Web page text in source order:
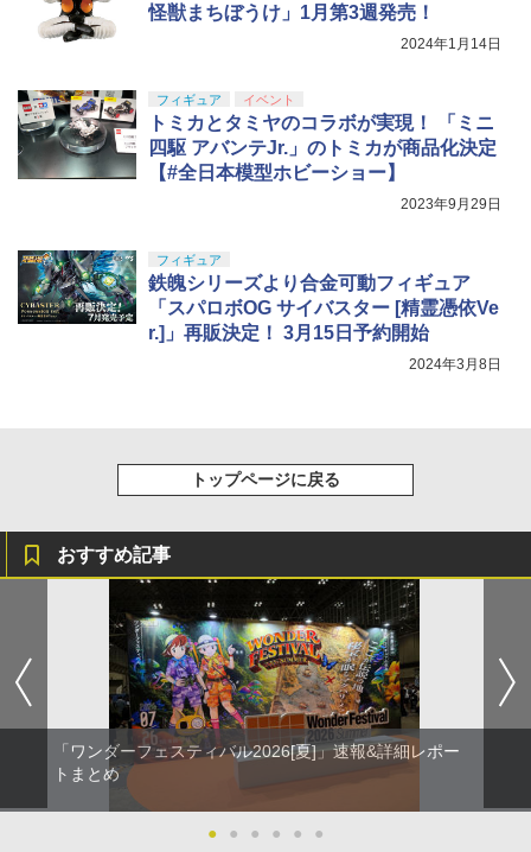
怪獣まちぼうけ」1月第3週発売！
2024年1月14日
フィギュア イベント
トミカとタミヤのコラボが実現！ 「ミニ
四駆 アバンテJr.」のトミカが商品化決定
【#全日本模型ホビーショー】
2023年9月29日
フィギュア
鉄魄シリーズより合金可動フィギュア
「スパロボOG サイバスター [精霊憑依Ve
r.]」再販決定！ 3月15日予約開始
2024年3月8日
トップページに戻る
おすすめ記事
「ワンダーフェスティバル2026[夏]」速報&詳細レポー
トまとめ
● ● ● ● ● ●